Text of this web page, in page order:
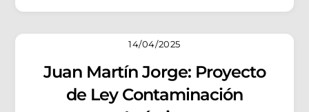
14/04/2025
Juan Martín Jorge: Proyecto
de Ley Contaminación